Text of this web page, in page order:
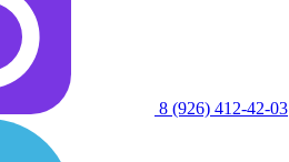
8 (926) 412-42-03